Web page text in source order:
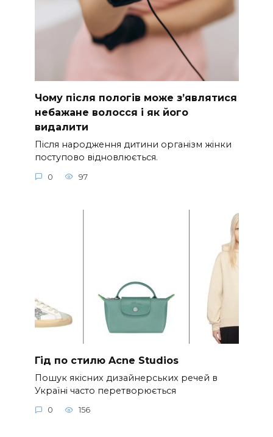
Чому після пологів може з’являтися
небажане волосся і як його
видалити
Після народження дитини організм жінки
поступово відновлюється.
0 97
Гід по стилю Acne Studios
Пошук якісних дизайнерських речей в
Україні часто перетворюється
0 156